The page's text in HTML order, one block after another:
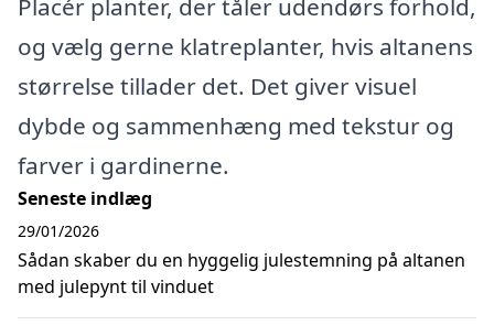
Placér planter, der tåler udendørs forhold,
og vælg gerne klatreplanter, hvis altanens
størrelse tillader det. Det giver visuel
dybde og sammenhæng med tekstur og
farver i gardinerne.
Seneste indlæg
Sådan skaber du en hyggelig julestemning på altanen
med julepynt til vinduet
29/01/2026